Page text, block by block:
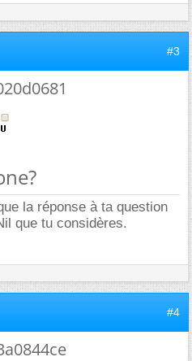
#3
la réponse à ta question
que tu considères.
#4